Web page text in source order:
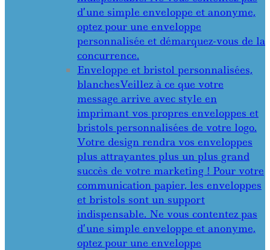
d’une simple enveloppe et anonyme,
optez pour une enveloppe
personnalisée et démarquez-vous de la
concurrence.
Enveloppe et bristol personnalisées,
blanchesVeillez à ce que votre
message arrive avec style en
imprimant vos propres enveloppes et
bristols personnalisées de votre logo.
Votre design rendra vos enveloppes
plus attrayantes plus un plus grand
succès de votre marketing ! Pour votre
communication papier, les enveloppes
et bristols sont un support
indispensable. Ne vous contentez pas
d’une simple enveloppe et anonyme,
optez pour une enveloppe